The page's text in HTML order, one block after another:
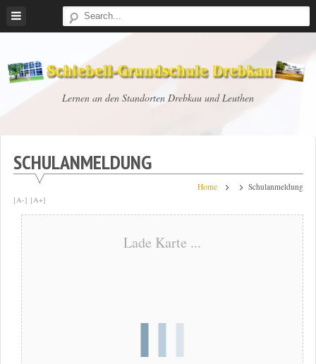
Skip
Schiebell-
Drebkau
Lernen an den Standorten Drebkau und Leuthen
SCHULANMELDUNG
Home Schulanmeldung
[A-] [A+]
Lade Karte ...